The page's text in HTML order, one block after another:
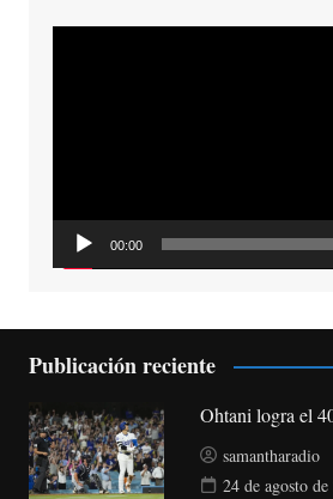
00:00
Publicación reciente
Ohtani logra el
samantharadio
24 de agosto